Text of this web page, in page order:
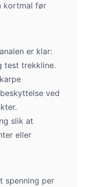
kortmal før
er klar:
test trekkline.
ved
slik at
eller
spenning per